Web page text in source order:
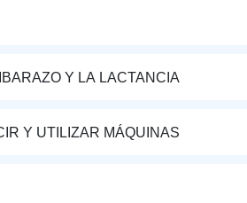
Y LA LACTANCIA
Y UTILIZAR MÁQUINAS